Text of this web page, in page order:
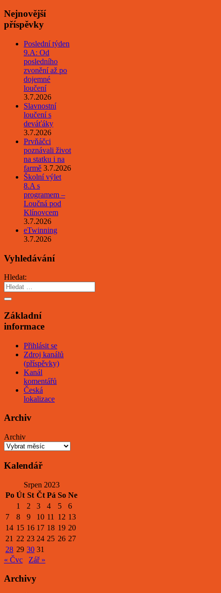
Nejnovější
příspěvky
Poslední týden
9.A: Od
posledního
zvonění až po
dojemné
loučení
3.7.2026
Slavnostní
loučení s
deváťáky
3.7.2026
Prvňáčci
poznávali život
na statku i na
farmě 3.7.2026
Školní výlet
8.A s
programem –
Loučná pod
Klínovcem
3.7.2026
eTwinning
3.7.2026
Vyhledávání
Hledat:
Základní
informace
Přihlásit se
Zdroj kanálů
(příspěvky)
Kanál
komentářů
Česká
lokalizace
Archiv
Archiv
Kalendář
Srpen 2023
Po Út St Čt Pá So Ne
1
2 3 4 5
6
7
8 9 10 11 12 13
14 15 16 17 18 19 20
21 22 23 24 25 26 27
28 29 30 31
« Čvc
Zář »
Archivy